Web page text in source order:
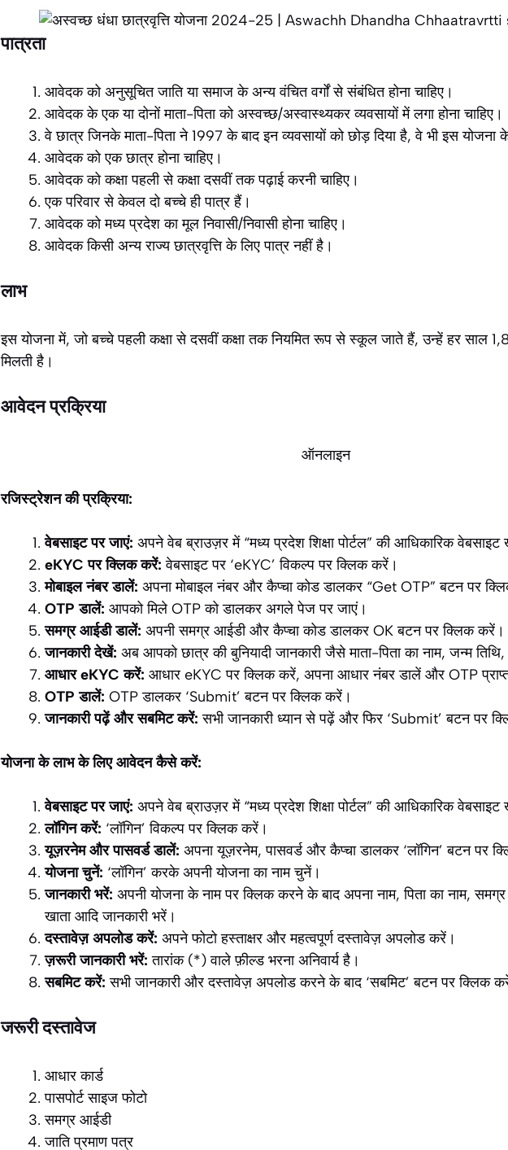
पात्रता
आवेदक को अनुसूचित जाति या समाज के अन्य वंचित वर्गों से संबंधित होना चाहिए।
आवेदक के एक या दोनों माता-पिता को अस्वच्छ/अस्वास्थ्यकर व्यवसायों में लगा होना चाहिए।
वे छात्र जिनके माता-पिता ने 1997 के बाद इन व्यवसायों को छोड़ दिया है, वे भी इस योजना
आवेदक को एक छात्र होना चाहिए।
आवेदक को कक्षा पहली से कक्षा दसवीं तक पढ़ाई करनी चाहिए।
एक परिवार से केवल दो बच्चे ही पात्र हैं।
आवेदक को मध्य प्रदेश का मूल निवासी/निवासी होना चाहिए।
आवेदक किसी अन्य राज्य छात्रवृत्ति के लिए पात्र नहीं है।
लाभ
इस योजना में, जो बच्चे पहली कक्षा से दसवीं कक्षा तक नियमित रूप से स्कूल जाते हैं, उन्हें हर साल
मिलती है।
आवेदन प्रक्रिया
ऑनलाइन
रजिस्ट्रेशन की प्रक्रिया:
वेबसाइट पर जाएं: अपने वेब ब्राउज़र में “मध्य प्रदेश शिक्षा पोर्टल” की आधिकारिक
eKYC पर क्लिक करें: वेबसाइट पर ‘eKYC’ विकल्प पर क्लिक करें।
मोबाइल नंबर डालें: अपना मोबाइल नंबर और कैप्चा कोड डालकर “Get OTP” बटन पर
OTP डालें: आपको मिले OTP को डालकर अगले पेज पर जाएं।
समग्र आईडी डालें: अपनी समग्र आईडी और कैप्चा कोड डालकर OK बटन पर क्लिक करें।
जानकारी देखें: अब आपको छात्र की बुनियादी जानकारी जैसे माता-पिता का नाम, जन्म
आधार eKYC करें: आधार eKYC पर क्लिक करें, अपना आधार नंबर डालें और OTP
OTP डालें: OTP डालकर ‘Submit’ बटन पर क्लिक करें।
जानकारी पढ़ें और सबमिट करें: सभी जानकारी ध्यान से पढ़ें और फिर ‘Submit’ बटन पर
योजना के लाभ के लिए आवेदन कैसे करें:
वेबसाइट पर जाएं: अपने वेब ब्राउज़र में “मध्य प्रदेश शिक्षा पोर्टल” की आधिकारिक
लॉगिन करें: ‘लॉगिन’ विकल्प पर क्लिक करें।
यूज़रनेम और पासवर्ड डालें: अपना यूज़रनेम, पासवर्ड और कैप्चा डालकर ‘लॉगिन’ बटन पर
योजना चुनें: ‘लॉगिन’ करके अपनी योजना का नाम चुनें।
जानकारी भरें: अपनी योजना के नाम पर क्लिक करने के बाद अपना नाम, पिता का नाम,
खाता आदि जानकारी भरें।
दस्तावेज़ अपलोड करें: अपने फोटो हस्ताक्षर और महत्वपूर्ण दस्तावेज़ अपलोड करें।
ज़रूरी जानकारी भरें: तारांक (*) वाले फ़ील्ड भरना अनिवार्य है।
सबमिट करें: सभी जानकारी और दस्तावेज़ अपलोड करने के बाद ‘सबमिट’ बटन पर क्लिक
जरूरी दस्तावेज
आधार कार्ड
पासपोर्ट साइज फोटो
समग्र आईडी
जाति प्रमाण पत्र